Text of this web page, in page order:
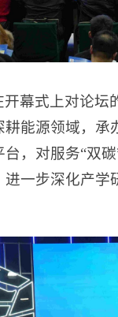
幕式上对论坛
能源领域，
，对服务“双
一步深化产